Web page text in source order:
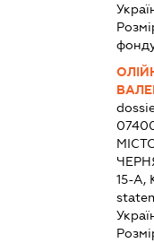
15-А,